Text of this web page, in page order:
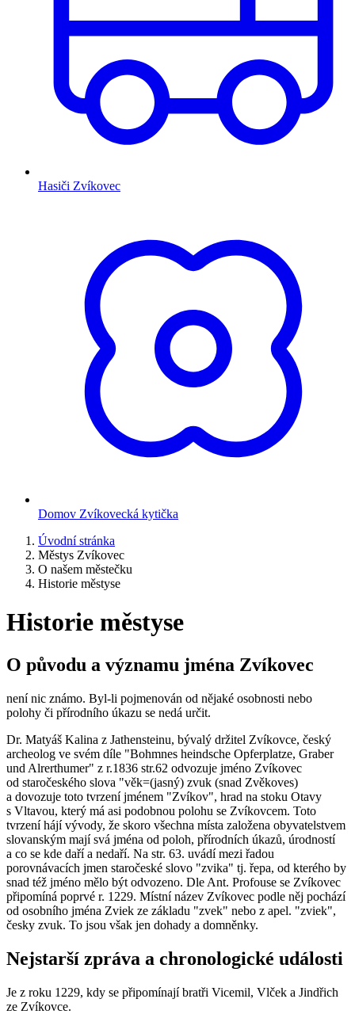
Hasiči Zvíkovec
Domov Zvíkovecká kytička
Úvodní stránka
Městys Zvíkovec
O našem městečku
Historie městyse
Historie městyse
O původu a významu jména Zvíkovec
není nic známo. Byl-li pojmenován od nějaké osobnosti nebo
polohy či přírodního úkazu se nedá určit.
Dr. Matyáš Kalina z Jathensteinu, bývalý držitel Zvíkovce, český
archeolog ve svém díle "Bohmnes heindsche Opferplatze, Graber
und Alrerthumer" z r.1836 str.62 odvozuje jméno Zvíkovec
od staročeského slova "věk=(jasný) zvuk (snad Zvěkoves)
a dovozuje toto tvrzení jménem "Zvíkov", hrad na stoku Otavy
s Vltavou, který má asi podobnou polohu se Zvíkovcem. Toto
tvrzení hájí vývody, že skoro všechna místa založena obyvatelstvem
slovanským mají svá jména od poloh, přírodních úkazů, úrodností
a co se kde daří a nedaří. Na str. 63. uvádí mezi řadou
porovnávacích jmen staročeské slovo "zvika" tj. řepa, od kterého by
snad též jméno mělo být odvozeno. Dle Ant. Profouse se Zvíkovec
připomíná poprvé r. 1229. Místní název Zvíkovec podle něj pochází
od osobního jména Zviek ze základu "zvek" nebo z apel. "zviek",
česky zvuk. To jsou však jen dohady a domněnky.
Nejstarší zpráva a chronologické události
Je z roku 1229, kdy se připomínají bratři Vicemil, Vlček a Jindřich
ze Zvíkovce.